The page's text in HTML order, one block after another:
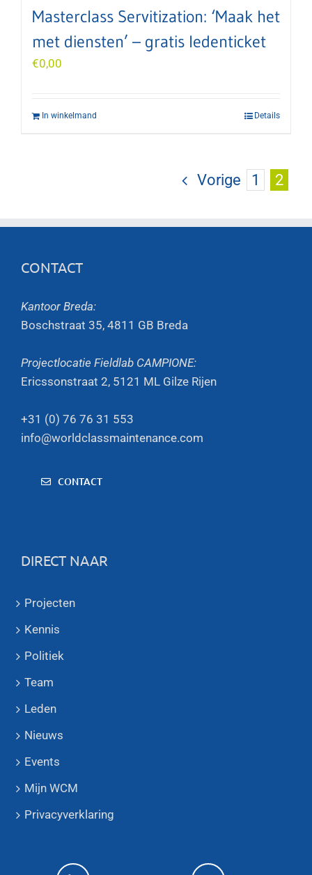
Masterclass Servitization: ‘Maak het
met diensten’ – gratis ledenticket
€0,00
In winkelmand Details
Vorige 1 2
CONTACT
Kantoor Breda:
Boschstraat 35, 4811 GB Breda
Projectlocatie Fieldlab CAMPIONE:
Ericssonstraat 2, 5121 ML Gilze Rijen
+31 (0) 76 76 31 553
info@worldclassmaintenance.com
CONTACT
DIRECT NAAR
Projecten
Kennis
Politiek
Team
Leden
Nieuws
Events
Mijn WCM
Privacyverklaring